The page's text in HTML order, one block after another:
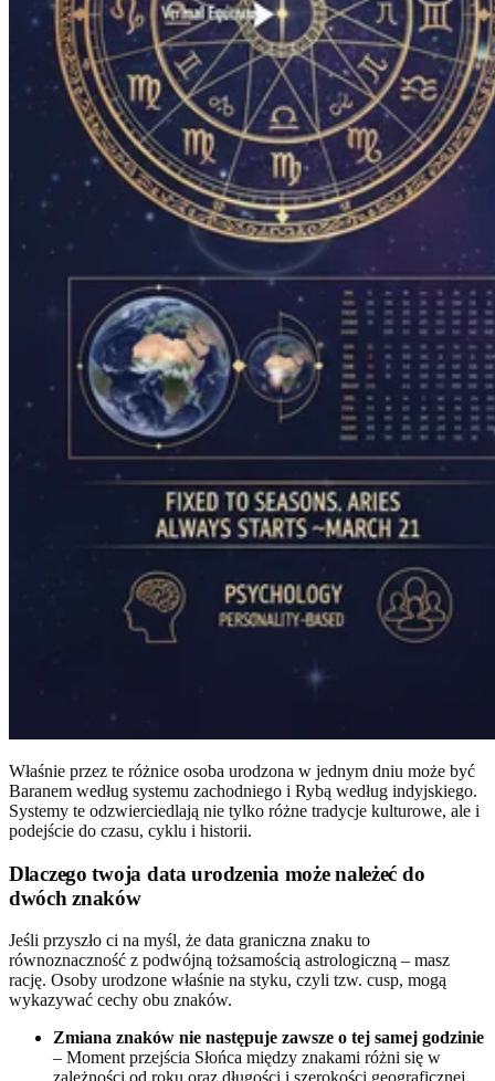
Właśnie przez te różnice osoba urodzona w jednym dniu może być
Baranem według systemu zachodniego i Rybą według indyjskiego.
Systemy te odzwierciedlają nie tylko różne tradycje kulturowe, ale i
podejście do czasu, cyklu i historii.
Dlaczego twoja data urodzenia może należeć do
dwóch znaków
Jeśli przyszło ci na myśl, że data graniczna znaku to
równoznaczność z podwójną tożsamością astrologiczną – masz
rację. Osoby urodzone właśnie na styku, czyli tzw. cusp, mogą
wykazywać cechy obu znaków.
Zmiana znaków nie następuje zawsze o tej samej godzinie
– Moment przejścia Słońca między znakami różni się w